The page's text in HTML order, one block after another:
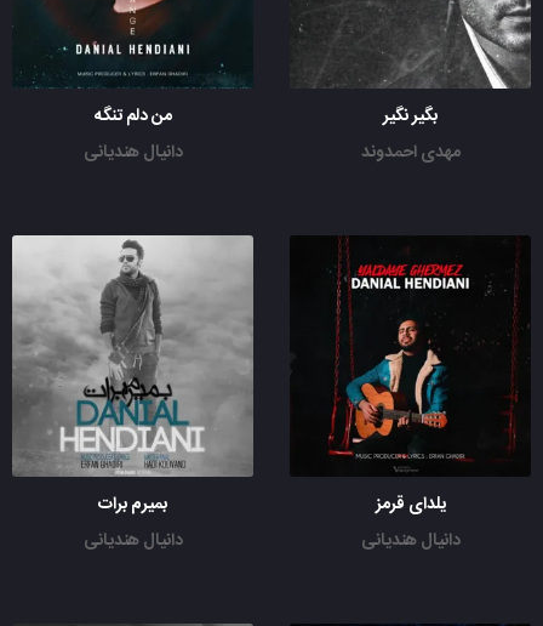
بگیر نگیر
مهدی احمدوند
من دلم تنگه
دانیال هندیانی
یلدای قرمز
دانیال هندیانی
بمیرم برات
دانیال هندیانی